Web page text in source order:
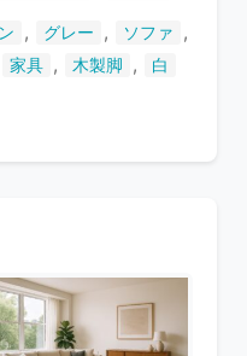
, グレー , ソファ ,
家具 , 木製脚 , 白